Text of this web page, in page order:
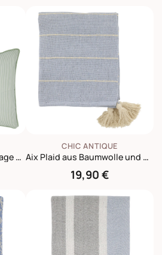
Kissenbezug Aix mit Vintage Streifenmuster, 50x35 cm
CHIC ANTIQUE
Aix Plaid aus Baumwolle und Garnüberschuss
19,90 €